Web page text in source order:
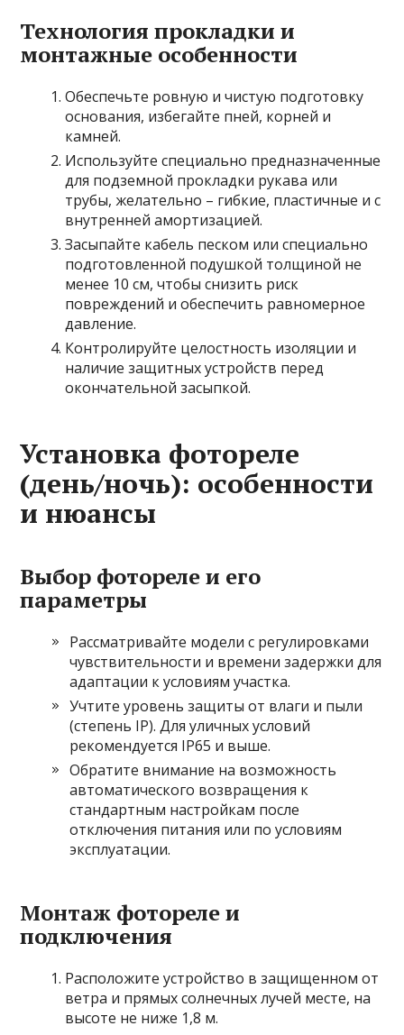
Технология прокладки и
монтажные особенности
Обеспечьте ровную и чистую подготовку
основания, избегайте пней, корней и
камней.
Используйте специально предназначенные
для подземной прокладки рукава или
трубы, желательно – гибкие, пластичные и с
внутренней амортизацией.
Засыпайте кабель песком или специально
подготовленной подушкой толщиной не
менее 10 см, чтобы снизить риск
повреждений и обеспечить равномерное
давление.
Контролируйте целостность изоляции и
наличие защитных устройств перед
окончательной засыпкой.
Установка фотореле
(день/ночь): особенности
и нюансы
Выбор фотореле и его
параметры
Рассматривайте модели с регулировками
чувствительности и времени задержки для
адаптации к условиям участка.
Учтите уровень защиты от влаги и пыли
(степень IP). Для уличных условий
рекомендуется IP65 и выше.
Обратите внимание на возможность
автоматического возвращения к
стандартным настройкам после
отключения питания или по условиям
эксплуатации.
Монтаж фотореле и
подключения
Расположите устройство в защищенном от
ветра и прямых солнечных лучей месте, на
высоте не ниже 1,8 м.